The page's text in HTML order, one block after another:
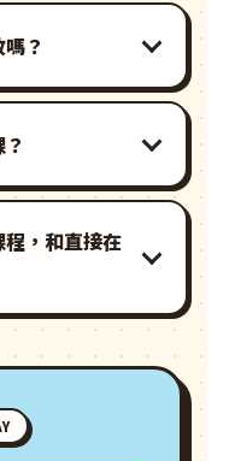
？
，和直接在